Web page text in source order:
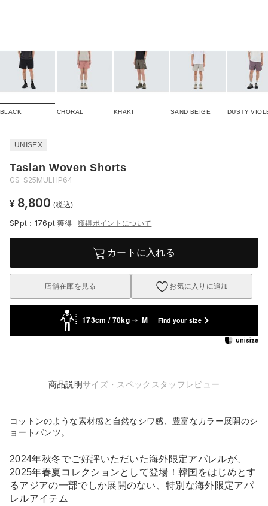
BLACK CHORAL KHAKI SAND BEIGE DUSTY
UNISEX
Taslan Woven Shorts
GS-S25MULHP64
¥ 8,800 (税込)
SPpt：176pt 獲得 獲得ポイントについて
カートに入れる
店舗在庫を見る お気に入りに追加
173cm / 70kg M Find your size
商品説明サイズ・スペック スタッフレビュー
コットンのような素材感と自然なシワ感、豊富なカラー展開のシ
ョートパンツ。
2024年秋冬でご好評いただいた海外限定アパレルが、
2025年春夏コレクションとして登場！韓国をはじめとす
るアジアの一部でしか展開のない、特別な海外限定アパ
レルアイテム